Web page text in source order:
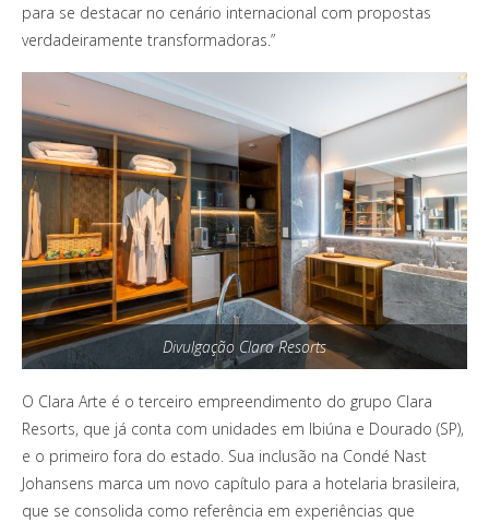
para se destacar no cenário internacional com propostas
verdadeiramente transformadoras.”
Divulgação Clara Resorts
O Clara Arte é o terceiro empreendimento do grupo Clara
Resorts, que já conta com unidades em Ibiúna e Dourado (SP),
e o primeiro fora do estado. Sua inclusão na Condé Nast
Johansens marca um novo capítulo para a hotelaria brasileira,
que se consolida como referência em experiências que